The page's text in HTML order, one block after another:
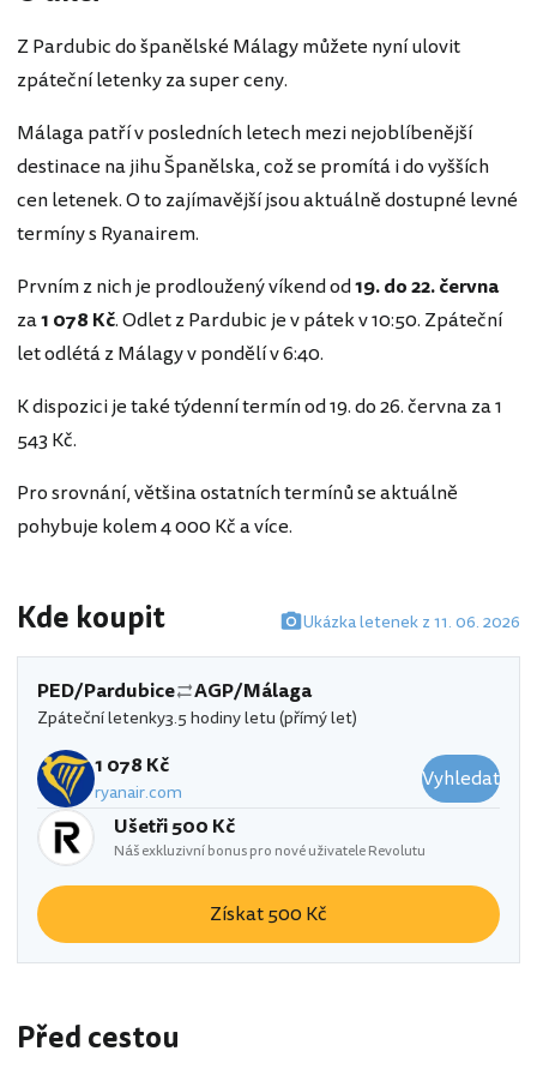
Z Pardubic do španělské Málagy můžete nyní ulovit
zpáteční letenky za super ceny.
Málaga patří v posledních letech mezi nejoblíbenější
destinace na jihu Španělska, což se promítá i do vyšších
cen letenek. O to zajímavější jsou aktuálně dostupné levné
termíny s Ryanairem.
Prvním z nich je prodloužený víkend od19. do 22. června
za1 078 Kč. Odlet z Pardubic je v pátek v 10:50. Zpáteční
let odlétá z Málagy v pondělí v 6:40.
K dispozici je také týdenní termín od 19. do 26. června za 1
543 Kč.
Pro srovnání, většina ostatních termínů se aktuálně
pohybuje kolem 4 000 Kč a více.
Kde koupit Ukázka letenek z 11. 06. 2026
PED/Pardubice AGP/Málaga
Zpáteční letenky3.5 hodiny letu (přímý let)
1 078 Kč
ryanair.com
Vyhledat
Ušetři 500 Kč
Náš exkluzivní bonus pro nové uživatele Revolutu
Získat 500 Kč
Před cestou